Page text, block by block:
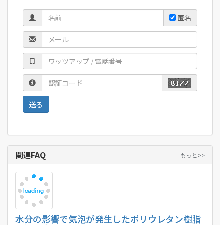
匿名
もっと>>
関連FAQ
水分の影響で気泡が発生したポリウレタン樹脂